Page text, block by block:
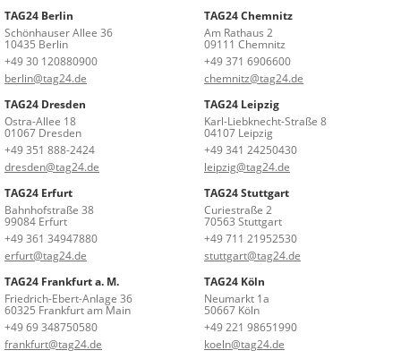
TAG24 Berlin
Schönhauser Allee 36
10435 Berlin
+49 30 120880900
berlin@tag24.de
TAG24 Chemnitz
Am Rathaus 2
09111 Chemnitz
+49 371 6906600
chemnitz@tag24.de
TAG24 Dresden
Ostra-Allee 18
01067 Dresden
+49 351 888-2424
dresden@tag24.de
TAG24 Leipzig
Karl-Liebknecht-Straße 8
04107 Leipzig
+49 341 24250430
leipzig@tag24.de
TAG24 Erfurt
Bahnhofstraße 38
99084 Erfurt
+49 361 34947880
erfurt@tag24.de
TAG24 Stuttgart
Curiestraße 2
70563 Stuttgart
+49 711 21952530
stuttgart@tag24.de
TAG24 Frankfurt a. M.
Friedrich-Ebert-Anlage 36
60325 Frankfurt am Main
+49 69 348750580
frankfurt@tag24.de
TAG24 Köln
Neumarkt 1a
50667 Köln
+49 221 98651990
koeln@tag24.de